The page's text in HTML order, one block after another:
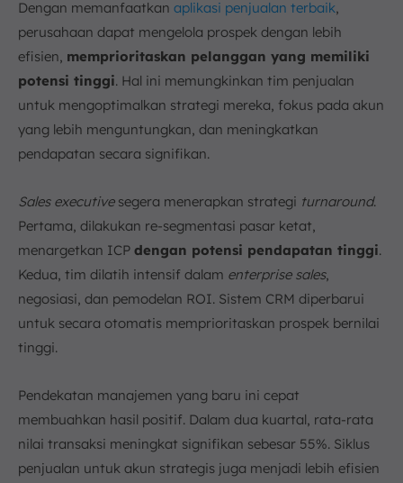
Dengan memanfaatkan aplikasi penjualan terbaik,
perusahaan dapat mengelola prospek dengan lebih
efisien, memprioritaskan pelanggan yang memiliki
potensi tinggi. Hal ini memungkinkan tim penjualan
untuk mengoptimalkan strategi mereka, fokus pada akun
yang lebih menguntungkan, dan meningkatkan
pendapatan secara signifikan.
Sales executivesegera menerapkan strategi turnaround.
Pertama, dilakukan re-segmentasi pasar ketat,
menargetkan ICP dengan potensi pendapatan tinggi.
Kedua, tim dilatih intensif dalam enterprise sales,
negosiasi, dan pemodelan ROI. Sistem CRM diperbarui
untuk secara otomatis memprioritaskan prospek bernilai
tinggi.
Pendekatan manajemen yang baru ini cepat
membuahkan hasil positif. Dalam dua kuartal, rata-rata
nilai transaksi meningkat signifikan sebesar 55%. Siklus
penjualan untuk akun strategis juga menjadi lebih efisien